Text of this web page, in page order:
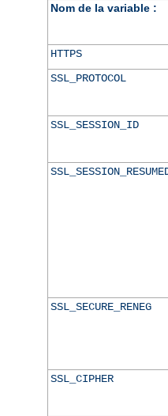
Nom de la variable :
HTTPS
SSL_PROTOCOL
SSL_SESSION_ID
SSL_SECURE_RENEG
SSL_CIPHER